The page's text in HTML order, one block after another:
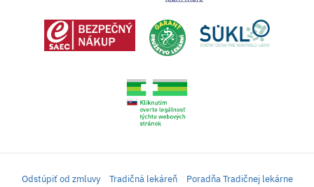
Odstúpiť od zmluvy Tradičná lekáreň Poradňa Tradičnej lekárne